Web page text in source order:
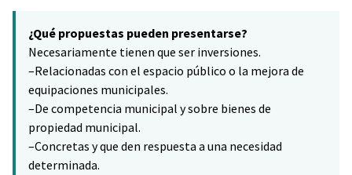
−
¿Qué propuestas pueden presentarse?
Necesariamente tienen que ser inversiones.
–Relacionadas con el espacio público o la mejora de
equipaciones municipales.
–De competencia municipal y sobre bienes de
propiedad municipal.
–Concretas y que den respuesta a una necesidad
determinada.